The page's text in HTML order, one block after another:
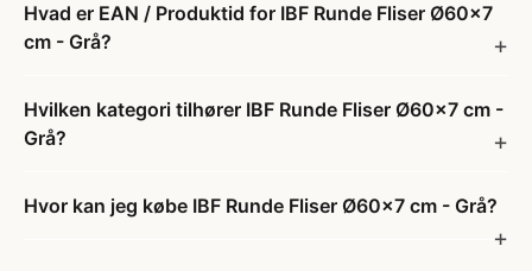
Hvad er EAN / Produktid for IBF Runde Fliser Ø60x7
cm - Grå?
Hvilken kategori tilhører IBF Runde Fliser Ø60x7 cm -
Grå?
Hvor kan jeg købe IBF Runde Fliser Ø60x7 cm - Grå?